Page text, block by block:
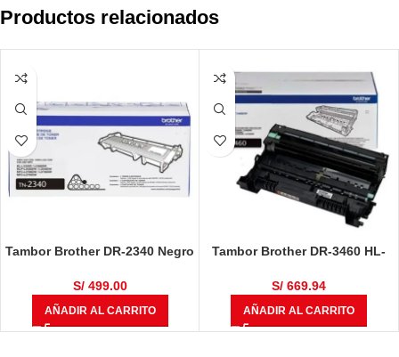
Productos relacionados
Tambor Brother DR-2340 Negro
S/499.00
AÑADIR AL CARRITO
Tambor Brother DR-3460 HL-
L5650DN / MFC-L6700 / MFC-
L6900DW / MFC-L5900DW
50,000 Páginas
S/669.94
AÑADIR AL CARRITO